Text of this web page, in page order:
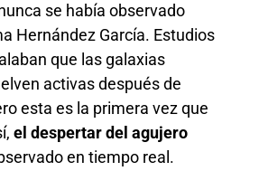
se había observado
Hernández García. Estudios
que las galaxias
activas después de
esta es la primera vez que
el despertar del agujero
en tiempo real.